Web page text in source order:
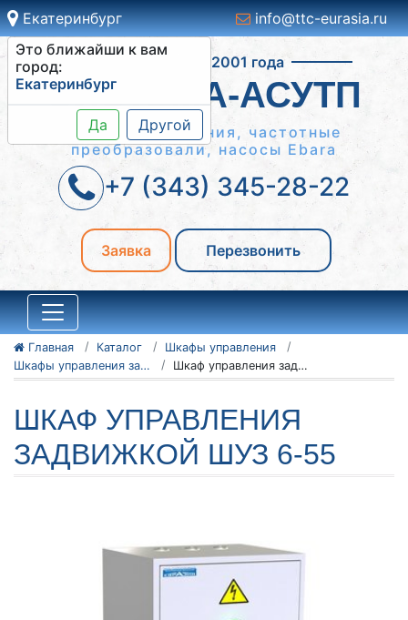
Екатеринбург
Это ближайши к вам
город:
Екатеринбург
Да Другой
info@ttc-eurasia.ru
Работаем с 2001 года
СИСТЕМА-АСУТП
Шкафы управления, частотные
преобразовали, насосы Ebara
+7 (343) 345-28-22
Заявка Перезвонить
Главная Каталог
Шкафы управления
Шкафы управления задвижками ШУЗ
Шкаф управления задвижкой ШУЗ 6-55
ШКАФ УПРАВЛЕНИЯ
ЗАДВИЖКОЙ ШУЗ 6-55